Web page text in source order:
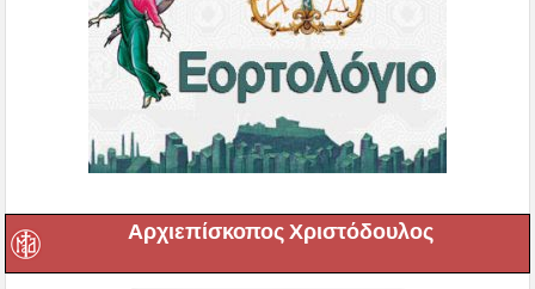
Αρχιεπίσκοπος Χριστόδουλος